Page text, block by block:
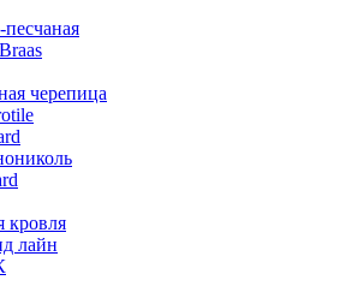
черепица
кровля
лайн